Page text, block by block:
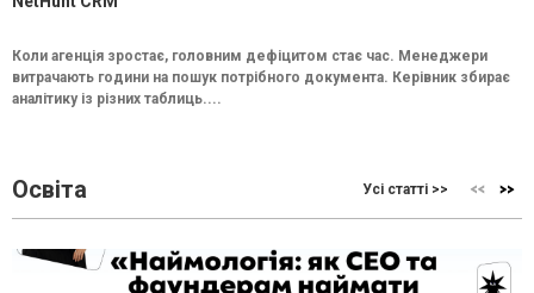
Коли агенція зростає, головним дефіцитом стає час. Менеджери
витрачають години на пошук потрібного документа. Керівник збирає
аналітику із різних таблиць....
Освіта Усі статті >>